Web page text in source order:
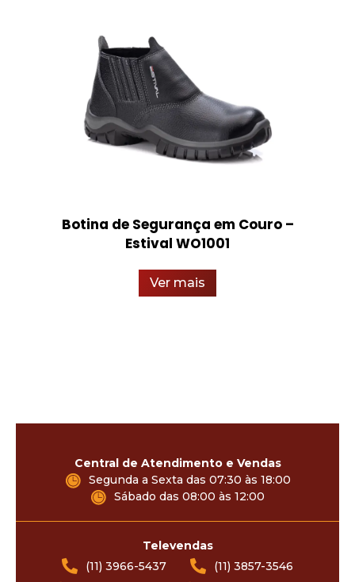
Botina de Segurança em Couro –
Estival WO1001
Ver mais
Central de Atendimento e Vendas
Segunda a Sexta das 07:30 às 18:00
Sábado das 08:00 às 12:00
Televendas
(11) 3966-5437
(11) 3857-3546